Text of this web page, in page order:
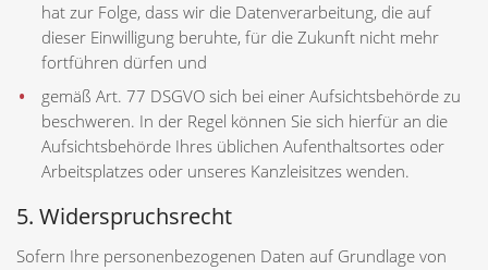
hat zur Folge, dass wir die Datenverarbeitung, die auf
dieser Einwilligung beruhte, für die Zukunft nicht mehr
fortführen dürfen und
gemäß Art. 77 DSGVO sich bei einer Aufsichtsbehörde zu
beschweren. In der Regel können Sie sich hierfür an die
Aufsichtsbehörde Ihres üblichen Aufenthaltsortes oder
Arbeitsplatzes oder unseres Kanzleisitzes wenden.
5. Widerspruchsrecht
Sofern Ihre personenbezogenen Daten auf Grundlage von